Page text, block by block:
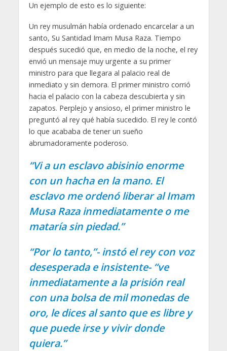
Un ejemplo de esto es lo siguiente:
Un rey musulmán había ordenado encarcelar a un
santo, Su Santidad Imam Musa Raza. Tiempo
después sucedió que, en medio de la noche, el rey
envió un mensaje muy urgente a su primer
ministro para que llegara al palacio real de
inmediato y sin demora. El primer ministro corrió
hacia el palacio con la cabeza descubierta y sin
zapatos. Perplejo y ansioso, el primer ministro le
preguntó al rey qué había sucedido. El rey le contó
lo que acababa de tener un sueño
abrumadoramente poderoso.
“Vi a un esclavo abisinio enorme
con un hacha en la mano. El
esclavo me ordenó liberar al Imam
Musa Raza inmediatamente o me
mataría sin piedad.”
“Por lo tanto,”- instó el rey con voz
desesperada e insistente- “ve
inmediatamente a la prisión real
con una bolsa de mil monedas de
oro, le dices al santo que es libre y
que puede irse y vivir donde
quiera.”